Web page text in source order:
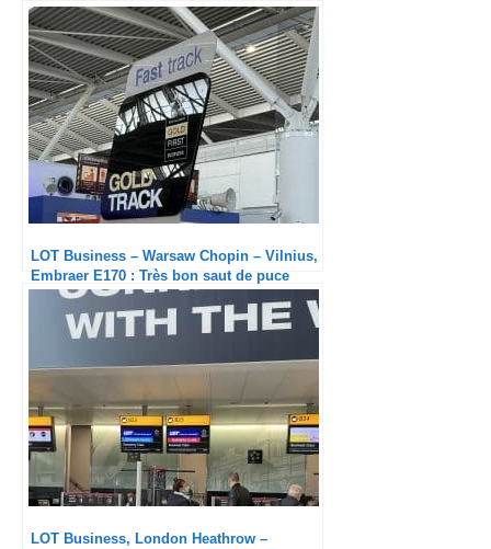
LOT Business – Warsaw Chopin – Vilnius,
Embraer E170 : Très bon saut de puce
LOT Business, London Heathrow –